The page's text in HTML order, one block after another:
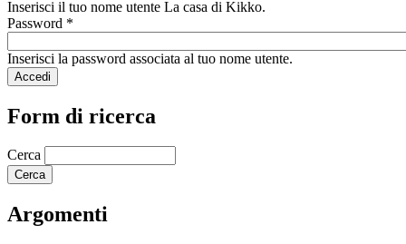
Inserisci il tuo nome utente La casa di Kikko.
Password *
Inserisci la password associata al tuo nome utente.
Form di ricerca
Cerca
Argomenti